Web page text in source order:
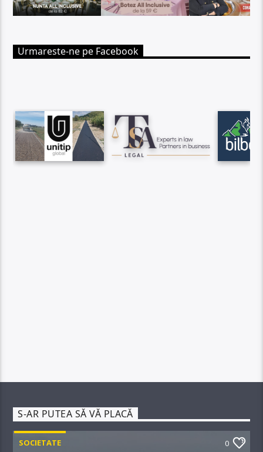
Urmareste-ne pe Facebook
S-AR PUTEA SĂ VĂ PLACĂ
SOCIETATE 0